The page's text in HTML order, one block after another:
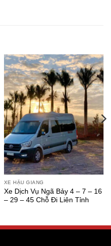
XE HẬU GIANG
Xe Dịch Vụ Ngã Bảy 4 – 7 – 16
– 29 – 45 Chỗ Đi Liên Tỉnh